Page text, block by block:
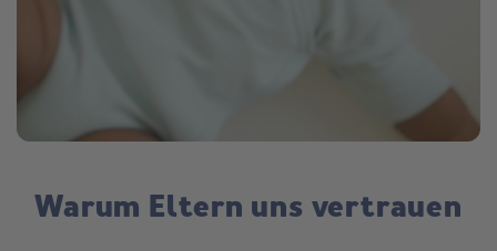
Warum Eltern uns vertrauen